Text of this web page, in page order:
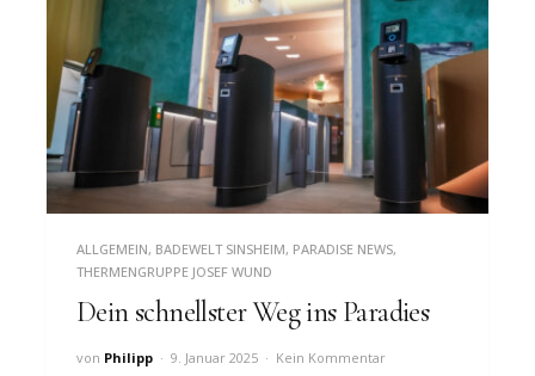
ALLGEMEIN, BADEWELT SINSHEIM, PARADISE NEWS,
THERMENGRUPPE JOSEF WUND
Dein schnellster Weg ins Paradies
von Philipp 9. Januar 2025 Kein Kommentar